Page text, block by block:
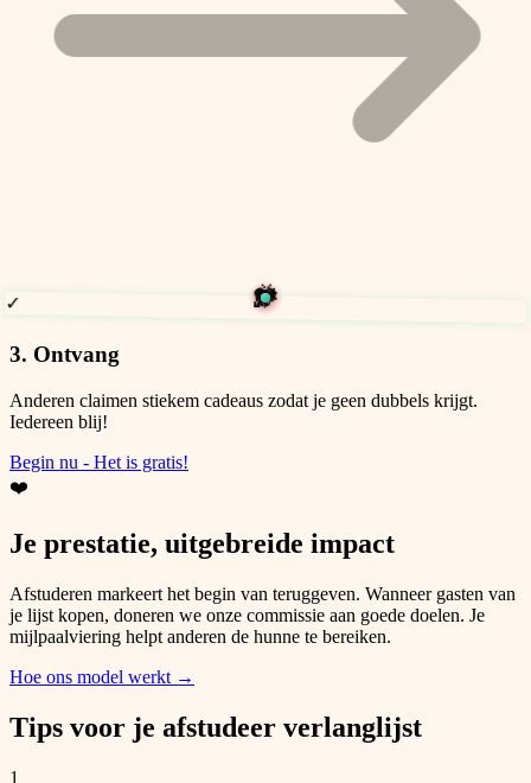
3. Ontvang
Anderen claimen stiekem cadeaus zodat je geen dubbels krijgt.
Iedereen blij!
Begin nu - Het is gratis!
❤️
Je prestatie, uitgebreide impact
Afstuderen markeert het begin van teruggeven. Wanneer gasten van
je lijst kopen, doneren we onze commissie aan goede doelen. Je
mijlpaalviering helpt anderen de hunne te bereiken.
Hoe ons model werkt →
Tips voor je afstudeer verlanglijst
1